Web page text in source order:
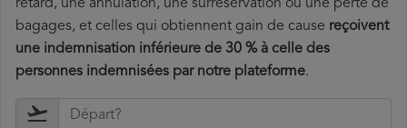
retard, une annulation, une surréservation ou une perte de
bagages, et celles qui obtiennent gain de cause reçoivent
une indemnisation inférieure de 30 % à celle des
personnes indemnisées par notre plateforme.